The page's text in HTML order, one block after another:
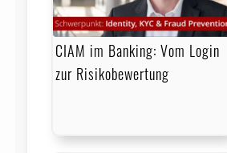
CIAM im Banking: Vom Login
zur Risikobewertung